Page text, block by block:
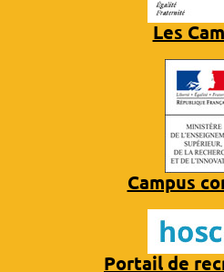
Les
Campus
Portail de